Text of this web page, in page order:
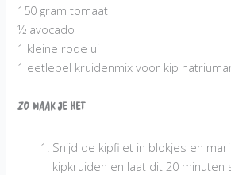
150 gram tomaat
½ avocado
1 kleine rode ui
1 eetlepel kruidenmix voor kip
Zo maak je het
Snijd de kipfilet in blokjes en
kipkruiden en laat dit 20 minuten